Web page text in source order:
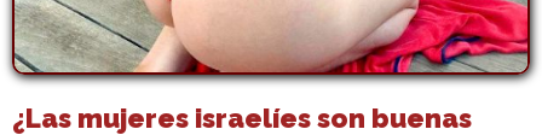
¿Las mujeres israelíes son buenas